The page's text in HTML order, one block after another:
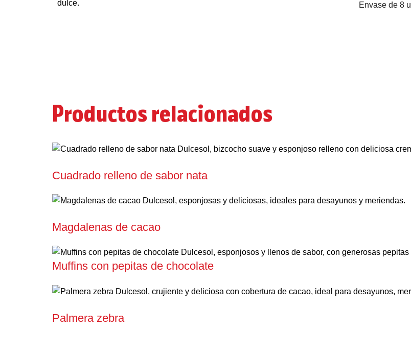
Envase de 8
Productos relacionados
Cuadrado relleno de sabor nata
Magdalenas de cacao
Muffins con pepitas de chocolate
Palmera zebra